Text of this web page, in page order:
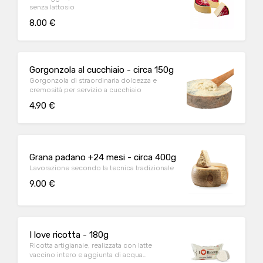
senza lattosio
8.00 €
Gorgonzola al cucchiaio - circa 150g
Gorgonzola di straordinaria dolcezza e
cremosità per servizio a cucchiaio
4.90 €
Grana padano +24 mesi - circa 400g
Lavorazione secondo la tecnica tradizionale
9.00 €
I love ricotta - 180g
Ricotta artigianale, realizzata con latte
vaccino intero e aggiunta di acqua